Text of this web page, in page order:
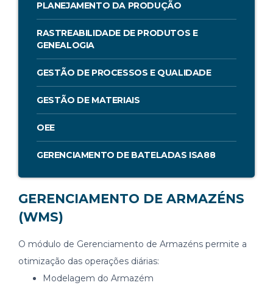
PLANEJAMENTO DA PRODUÇÃO
RASTREABILIDADE DE PRODUTOS E
GENEALOGIA
GESTÃO DE PROCESSOS E QUALIDADE
GESTÃO DE MATERIAIS
OEE
GERENCIAMENTO DE BATELADAS ISA88
GERENCIAMENTO DE ARMAZÉNS
(WMS)
O módulo de Gerenciamento de Armazéns permite a
otimização das operações diárias:
Modelagem do Armazém